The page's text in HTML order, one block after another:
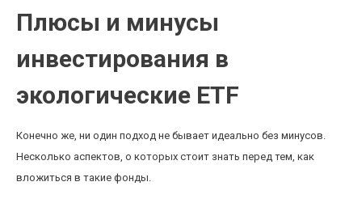
Плюсы и минусы
инвестирования в
экологические ETF
Конечно же, ни один подход не бывает идеально без минусов.
Несколько аспектов, о которых стоит знать перед тем, как
вложиться в такие фонды.